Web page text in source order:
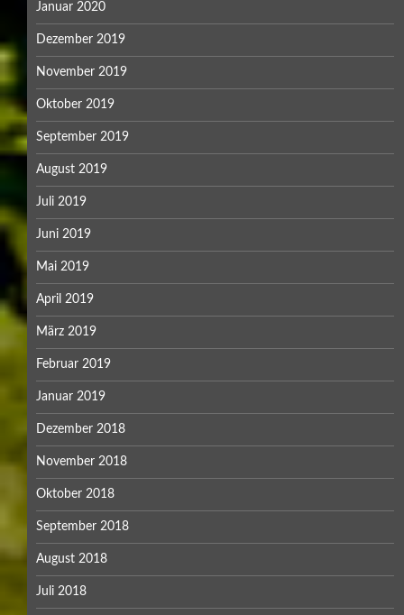
Januar 2020
Dezember 2019
November 2019
Oktober 2019
September 2019
August 2019
Juli 2019
Juni 2019
Mai 2019
April 2019
März 2019
Februar 2019
Januar 2019
Dezember 2018
November 2018
Oktober 2018
September 2018
August 2018
Juli 2018